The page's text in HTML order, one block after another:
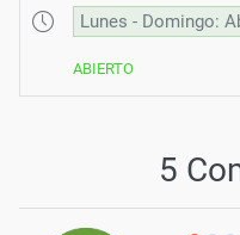
Lunes - Domingo:
ABIERTO
5